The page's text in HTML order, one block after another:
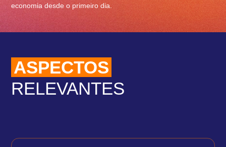
economia desde o primeiro dia.
ASPECTOS
RELEVANTES